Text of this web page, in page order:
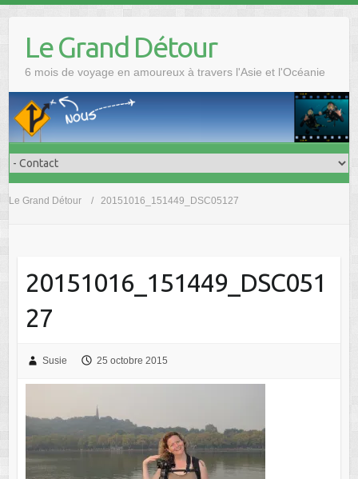
Le Grand Détour
6 mois de voyage en amoureux à travers l'Asie et l'Océanie
Le Grand Détour 20151016_151449_DSC05127
20151016_151449_DSC051
27
Susie 25 octobre 2015